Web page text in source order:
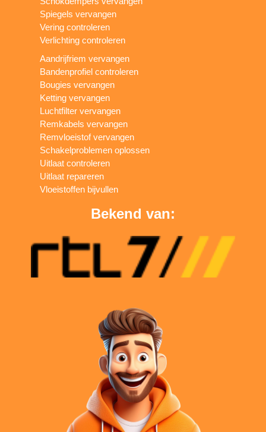
Spiegels vervangen
Vering controleren
Verlichting controleren
Aandrijfriem vervangen
Bandenprofiel controleren
Bougies vervangen
Ketting vervangen
Luchtfilter vervangen
Remkabels vervangen
Remvloeistof vervangen
Schakelproblemen oplossen
Uitlaat controleren
Uitlaat repareren
Vloeistoffen bijvullen
Bekend van: